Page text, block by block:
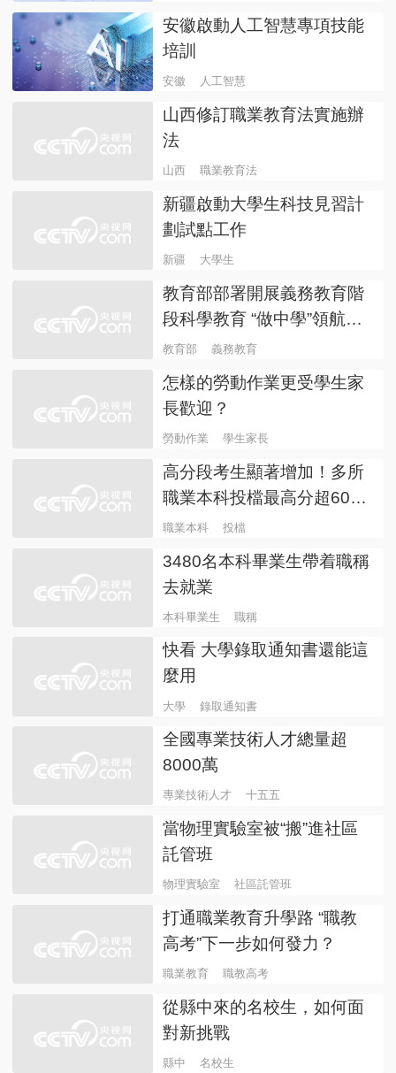
安徽啟動人工智慧專項技能
培訓
安徽 人工智慧
山西修訂職業教育法實施辦
法
山西 職業教育法
新疆啟動大學生科技見習計
劃試點工作
新疆 大學生
教育部部署開展義務教育階
段科學教育 “做中學”領航行
動
教育部 義務教育
怎樣的勞動作業更受學生家
長歡迎？
勞動作業 學生家長
高分段考生顯著增加！多所
職業本科投檔最高分超600
分
職業本科 投檔
3480名本科畢業生帶着職稱
去就業
本科畢業生 職稱
快看 大學錄取通知書還能這
麼用
大學 錄取通知書
全國專業技術人才總量超
8000萬
專業技術人才 十五五
當物理實驗室被“搬”進社區
託管班
物理實驗室 社區託管班
打通職業教育升學路 “職教
高考”下一步如何發力？
職業教育 職教高考
從縣中來的名校生，如何面
對新挑戰
縣中 名校生